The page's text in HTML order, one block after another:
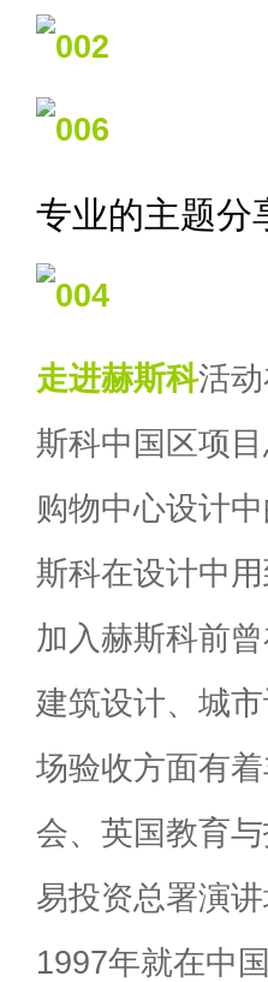
专业的主题分
走进赫斯科活
斯科中国区项
购物中心设计
斯科在设计中
加入赫斯科前
建筑设计、城
场验收方面有
会、英国教育
易投资总署演
1997年就在中